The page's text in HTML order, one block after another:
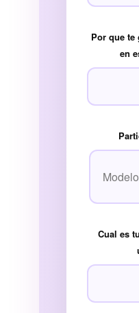
Por que
en
Cual es